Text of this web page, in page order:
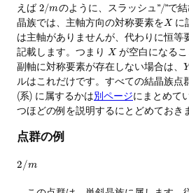
えば2/mのように、スラッシュ”/”で
晶族では、主軸方向の対称要素をXに
は主軸がありませんが、代わりに恒等
記載します。つまり Xが空白になるこ
副軸に対称要素が存在しない場合は、
Y
ルはこれだけです。すべての結晶族点
(系) に属するかは別ページにまとめて
つほどの例を説明するにとどめておき
点群の例
2/m